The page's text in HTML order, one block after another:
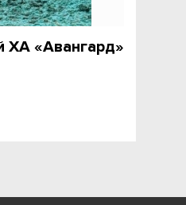
ХА «Авангард»